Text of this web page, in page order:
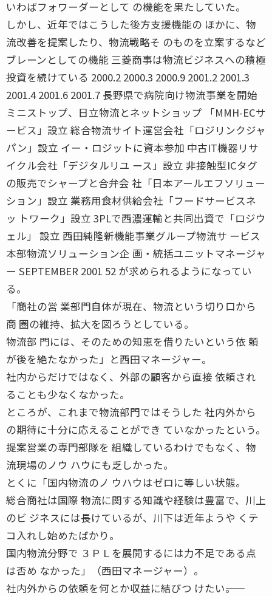
いわばフォワーダーとして の機能を果たしていた。
しかし、近年ではこうした後方支援機能の ほかに、物
流改善を提案したり、物流戦略そ のものを立案するなど
ブレーンとしての機能 三菱商事は物流ビジネスへの積極
投資を続けている 2000.2 2000.3 2000.9 2001.2 2001.3
2001.4 2001.6 2001.7 長野県で病院向け物流事業を開始
ミニストップ、日立物流とネットショップ 「MMH-ECサ
ービス」設立 総合物流サイト運営会社「ロジリンクジャ
パン」設立 イー・ロジットに資本参加 中古IT機器リサ
イクル会社「デジタルリユ ース」設立 非接触型ICタグ
の販売でシャープと合弁会 社「日本アールエフソリュー
ション」設立 業務用食材供給会社「フードサービスネ
ッ トワーク」設立 3PLで西濃運輸と共同出資で「ロジウ
ェル」 設立 西田純隆新機能事業グループ物流サ ービス
本部物流ソリューション企 画・統括ユニットマネージャ
ー SEPTEMBER 2001 52 が求められるようになってい
る。
「商社の営 業部門自体が現在、物流という切り口から
商 圏の維持、拡大を図ろうとしている。
物流部 門には、そのための知恵を借りたいという依 頼
が後を絶たなかった」と西田マネージャー。
社内からだけではなく、外部の顧客から直接 依頼され
ることも少なくなかった。
ところが、これまで物流部門ではそうした 社内外から
の期待に十分に応えることができ ていなかったという。
提案営業の専門部隊を 組織しているわけでもなく、物
流現場のノウ ハウにも乏しかった。
とくに「国内物流のノ ウハウはゼロに等しい状態。
総合商社は国際 物流に関する知識や経験は豊富で、川上
のビ ジネスには長けているが、川下は近年ようや くテ
コ入れし始めたばかり。
国内物流分野で ３ＰＬを展開するには力不足である点
は否め なかった」（西田マネージャー）。
社内外からの依頼を何とか収益に結びつ けたい――。